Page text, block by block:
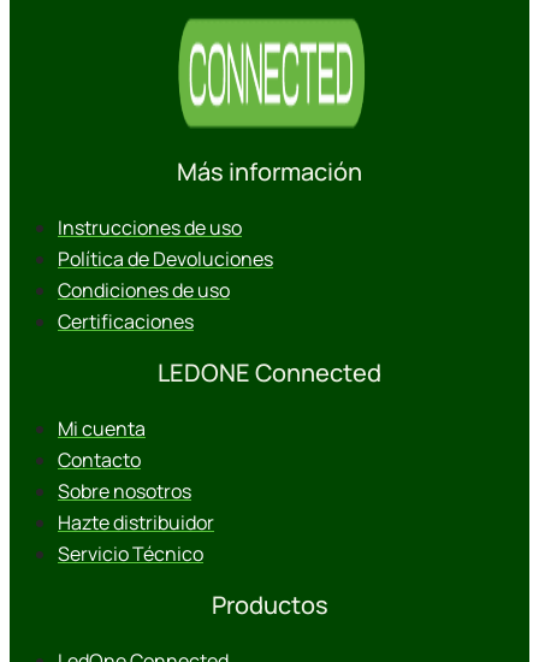
Más información
Instrucciones de uso
Política de Devoluciones
Condiciones de uso
Certificaciones
LEDONE Connected
Mi cuenta
Contacto
Sobre nosotros
Hazte distribuidor
Servicio Técnico
Productos